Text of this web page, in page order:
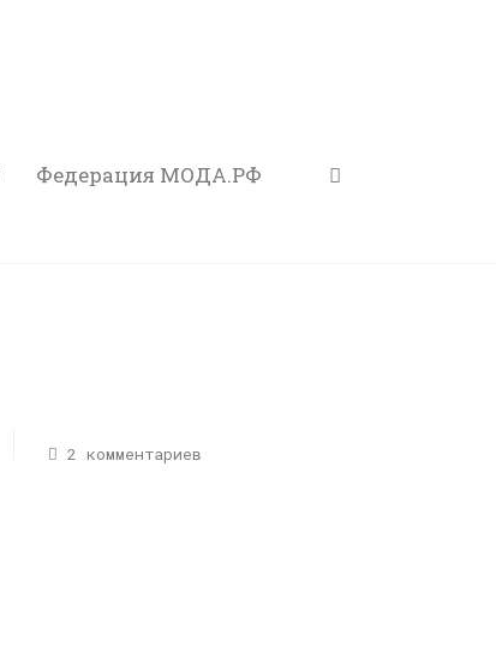
Федерация МОДА.РФ
2 комментариев